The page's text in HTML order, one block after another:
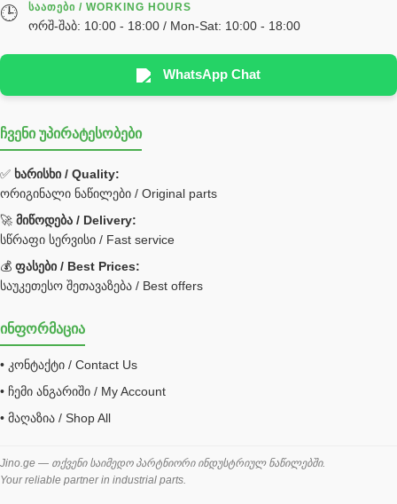
სხადასხვა
Hyva
უჟანგავი ფოლადი
Bobcat ფილტრი
Caterpillar ფილტრი
JCB ფილტრი
ქვაბი გათბობა მილები
შემაერთებელი / გადამყვანი UNF ORFS
შემაერთებელი BSPP /გადამყვანი
შესაფუთი მანქანა ვაკუმით
შლანგი
საწვავის შლანგი
🕒 ᲡᲐᲐᲗᲔᲑᲘ / WORKING HOURS
ორშ-შაბ: 10:00 - 18:00 / Mon-Sat: 10:00 - 18:00
WhatsApp Chat
ჩვენი უპირატესობები
✅ ხარისხი / Quality:
ორიგინალი ნაწილები / Original parts
🚀 მიწოდება / Delivery:
სწრაფი სერვისი / Fast service
💰 ფასები / Best Prices:
საუკეთესო შეთავაზება / Best offers
ინფორმაცია
• კონტაქტი / Contact Us
• ჩემი ანგარიში / My Account
• მაღაზია / Shop All
Jino.ge — თქვენი საიმედო პარტნიორი ინდუსტრიულ ნაწილებში.
Your reliable partner in industrial parts.